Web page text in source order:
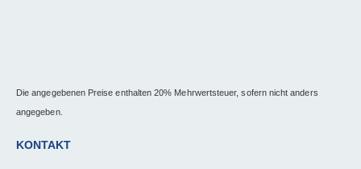
Die angegebenen Preise enthalten 20% Mehrwertsteuer, sofern nicht anders
angegeben.
KONTAKT